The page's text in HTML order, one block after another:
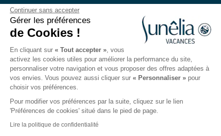
Continuer sans accepter
Gérer les préférences
de Cookies !
En cliquant sur « Tout accepter », vous
activez les cookies utiles pour améliorer la performance du site,
personnaliser votre navigation et vous proposer des offres adaptées à
vos envies. Vous pouvez aussi cliquer sur « Personnaliser » pour
choisir vos préférences.
Pour modifier vos préférences par la suite, cliquez sur le lien
'Préférences de cookies' situé dans le pied de page.
Lire la politique de confidentialité
Conditions générales de ventes
Protection des données personnelles
Mentions légales
Plan du site
Préférences des Cookies
L'app Sunêlia
Recrutement